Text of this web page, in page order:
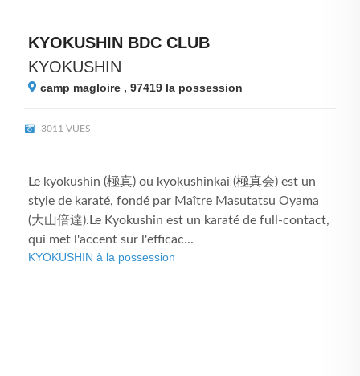
KYOKUSHIN BDC CLUB
KYOKUSHIN
camp magloire , 97419 la possession
3011 VUES
Le kyokushin (極真) ou kyokushinkai (極真会) est un
style de karaté, fondé par Maître Masutatsu Oyama
(大山倍達).Le Kyokushin est un karaté de full-contact,
qui met l'accent sur l'efficac...
KYOKUSHIN à la possession